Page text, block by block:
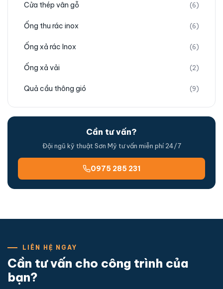
Cửa thép vân gỗ (6)
Ống thu rác inox (6)
Ống xả rác Inox (6)
Ống xả vải (2)
Quả cầu thông gió (9)
Cần tư vấn?
Đội ngũ kỹ thuật Sơn Mỹ tư vấn miễn phí 24/7
0975 285 231
LIÊN HỆ NGAY
Cần tư vấn cho công trình của
bạn?